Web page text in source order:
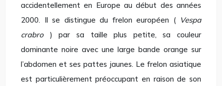
accidentellement en Europe au début des années
2000. Il se distingue du frelon européen ( Vespa
crabro ) par sa taille plus petite, sa couleur
dominante noire avec une large bande orange sur
l’abdomen et ses pattes jaunes. Le frelon asiatique
est particulièrement préoccupant en raison de son